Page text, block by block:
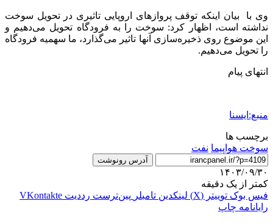
وی با بیان اینکه توقف پروازهای اروپایی تاثیری در تحویل سوخت
نداشته است، اظهار کرد: سوخت را به فرودگاه تحویل می‌دهیم و
این موضوع روی ذخیره‌سازی آنها تاثیر می‌گذارد، ما سهمیه فرودگاه
را تحویل می‌دهیم.
انتهای پیام
منبع:ایسنا
برچسب ها
سوخت هواپیما نفت
آدرس رونوشت
۱۴۰۳/۰۹/۳۰
کمتر از یک دقیقه
فیس بوک توییتر (X) لینکدین ‫تامبلر ‫پین‌ترست ‫رددیت ‫VKontakte
رایانامه چاپ